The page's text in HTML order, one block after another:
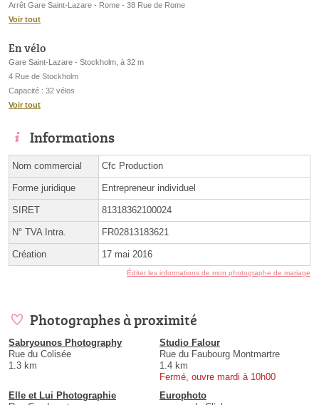
Arrêt Gare Saint-Lazare - Rome - 38 Rue de Rome
Voir tout
En vélo
Gare Saint-Lazare - Stockholm, à 32 m
4 Rue de Stockholm
Capacité : 32 vélos
Voir tout
Informations
Nom commercial Cfc Production
Forme juridique Entrepreneur individuel
SIRET 81318362100024
N° TVA Intra. FR02813183621
Création 17 mai 2016
Éditer les informations de mon photographe de mariage
Photographes à proximité
Sabryounos Photography
Rue du Colisée
1.3 km
Studio Falour
Rue du Faubourg Montmartre
1.4 km
Fermé, ouvre mardi à 10h00
Elle et Lui Photographie
Europhoto